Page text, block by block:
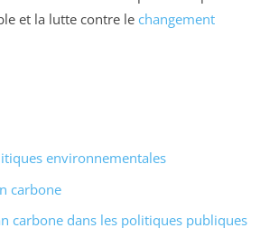
et la lutte contre le changement
environnementales
carbone
carbone dans les politiques publiques